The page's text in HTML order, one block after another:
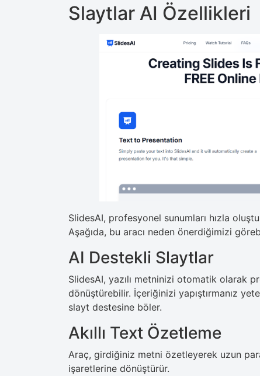
Slaytlar AI Özellikleri
SlidesAI, profesyonel sunumları hızla
Aşağıda, bu aracı neden önerdiğimizi
AI Destekli Slaytlar
SlidesAI, yazılı metninizi otomatik olarak
dönüştürebilir. İçeriğinizi yapıştırmanız
slayt destesine böler.
Akıllı Text Özetleme
Araç, girdiğiniz metni özetleyerek uzun
işaretlerine dönüştürür.